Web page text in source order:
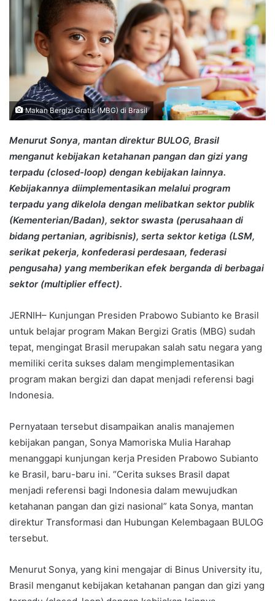
Makan Bergizi Gratis (MBG) di Brasil
Menurut Sonya, mantan direktur BULOG, Brasil
menganut kebijakan ketahanan pangan dan gizi yang
terpadu (closed-loop) dengan kebijakan lainnya.
Kebijakannya diimplementasikan melalui program
terpadu yang dikelola dengan melibatkan sektor publik
(Kementerian/Badan), sektor swasta (perusahaan di
bidang pertanian, agribisnis), serta sektor ketiga (LSM,
serikat pekerja, konfederasi perdesaan, federasi
pengusaha) yang memberikan efek berganda di berbagai
sektor (multiplier effect).
JERNIH– Kunjungan Presiden Prabowo Subianto ke Brasil
untuk belajar program Makan Bergizi Gratis (MBG) sudah
tepat, mengingat Brasil merupakan salah satu negara yang
memiliki cerita sukses dalam mengimplementasikan
program makan bergizi dan dapat menjadi referensi bagi
Indonesia.
Pernyataan tersebut disampaikan analis manajemen
kebijakan pangan, Sonya Mamoriska Mulia Harahap
menanggapi kunjungan kerja Presiden Prabowo Subianto
ke Brasil, baru-baru ini. “Cerita sukses Brasil dapat
menjadi referensi bagi Indonesia dalam mewujudkan
ketahanan pangan dan gizi nasional” kata Sonya, mantan
direktur Transformasi dan Hubungan Kelembagaan BULOG
tersebut.
Menurut Sonya, yang kini mengajar di Binus University itu,
Brasil menganut kebijakan ketahanan pangan dan gizi yang